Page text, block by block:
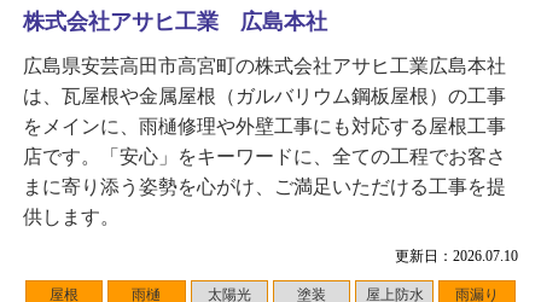
更新日：2026.07.10
屋根 雨樋 太陽光 塗装 屋上防水 雨漏り
株式会社アサヒ工業 広島本社
広島県安芸高田市高宮町の株式会社アサヒ工業広島本社
は、瓦屋根や金属屋根（ガルバリウム鋼板屋根）の工事
をメインに、雨樋修理や外壁工事にも対応する屋根工事
店です。「安心」をキーワードに、全ての工程でお客さ
まに寄り添う姿勢を心がけ、ご満足いただける工事を提
供します。